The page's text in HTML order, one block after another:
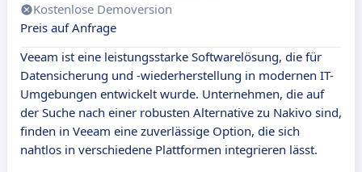
Kostenlose Demoversion
Preis auf Anfrage
Veeam ist eine leistungsstarke Softwarelösung, die für
Datensicherung und -wiederherstellung in modernen IT-
Umgebungen entwickelt wurde. Unternehmen, die auf
der Suche nach einer robusten Alternative zu Nakivo sind,
finden in Veeam eine zuverlässige Option, die sich
nahtlos in verschiedene Plattformen integrieren lässt.